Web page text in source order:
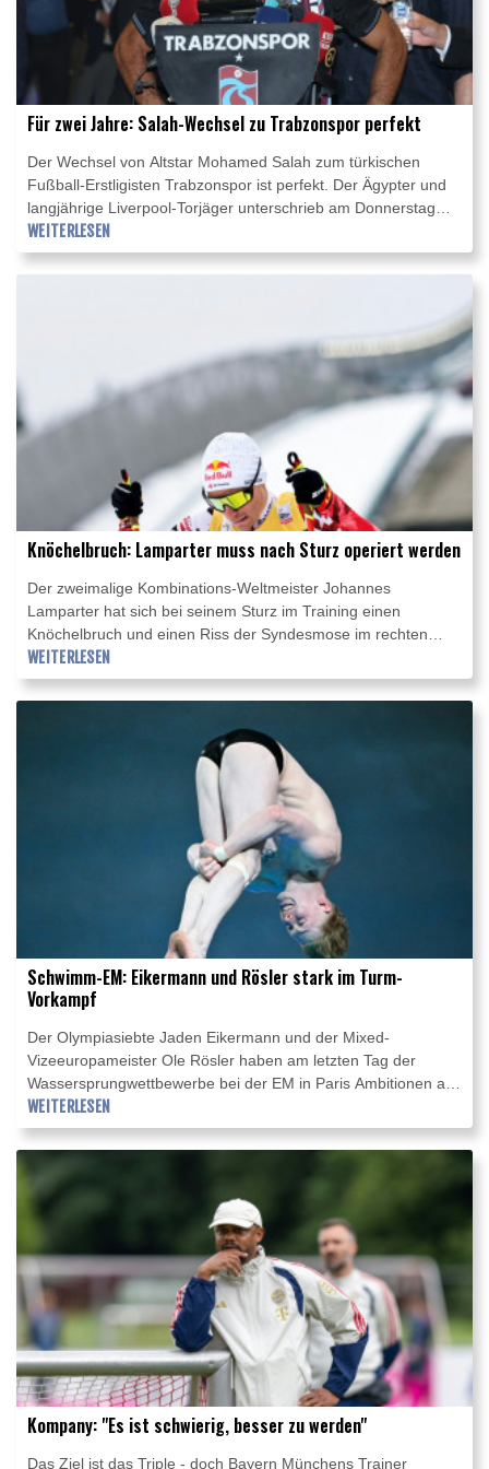
Für zwei Jahre: Salah-Wechsel zu Trabzonspor perfekt
Der Wechsel von Altstar Mohamed Salah zum türkischen
Fußball-Erstligisten Trabzonspor ist perfekt. Der Ägypter und
langjährige Liverpool-Torjäger unterschrieb am Donnerstag
einen Vertrag über zwei Jahre. Salah trug bei der Unterschrift
ein Trikot des Klubs, der im Vorfeld vom "ersten Schritt einer
unvergesslichen Reise" gesprochen hatte.
WEITERLESEN
Knöchelbruch: Lamparter muss nach Sturz operiert werden
Der zweimalige Kombinations-Weltmeister Johannes
Lamparter hat sich bei seinem Sturz im Training einen
Knöchelbruch und einen Riss der Syndesmose im rechten
Knöchel zugezogen. Das ergab eine Untersuchung am
Donnerstag in Innsbruck. Dabei wurde zudem eine
Innenbandzerrung im rechten Knie diagnostiziert.
WEITERLESEN
Schwimm-EM: Eikermann und Rösler stark im Turm-
Vorkampf
Der Olympiasiebte Jaden Eikermann und der Mixed-
Vizeeuropameister Ole Rösler haben am letzten Tag der
Wassersprungwettbewerbe bei der EM in Paris Ambitionen auf
weitere deutsche Medaillen angemeldet. Im Vorkampf vom
Turm am Donnerstag sprang der 21-jährige Eikermann, im
Synchronfinale mit Luis Avila Sanchez Fünfter und mit dem
Team Siebter, mit 486,50 Punkten an die Spitze des Feldes.
WEITERLESEN
Kompany: "Es ist schwierig, besser zu werden"
Das Ziel ist das Triple - doch Bayern Münchens Trainer